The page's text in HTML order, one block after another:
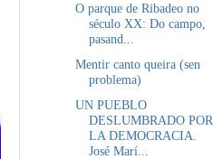
O parque de Ribadeo no
século XX: Do campo,
pasand...
Mentir canto queira (sen
problema)
UN PUEBLO
DESLUMBRADO POR
LA DEMOCRACIA.
José Marí...